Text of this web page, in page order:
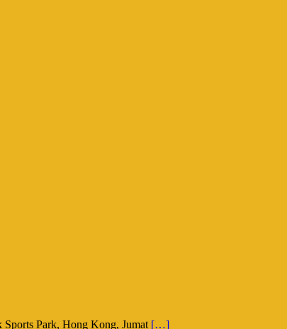
Sports Park, Hong Kong, Jumat […]